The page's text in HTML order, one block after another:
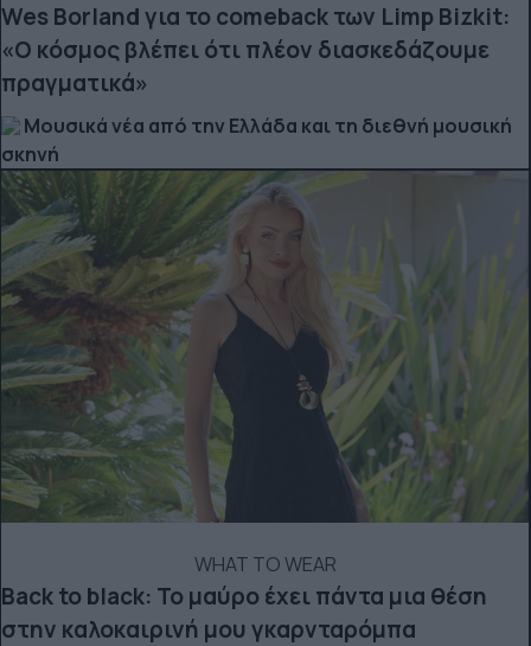
Wes Borland για το comeback των Limp Bizkit:
«Ο κόσμος βλέπει ότι πλέον διασκεδάζουμε
πραγματικά»
Μουσικά νέα από την Ελλάδα και τη διεθνή μουσική
σκηνή
WHAT TO WEAR
Back to black: Το μαύρο έχει πάντα μια θέση
στην καλοκαιρινή μου γκαρνταρόμπα